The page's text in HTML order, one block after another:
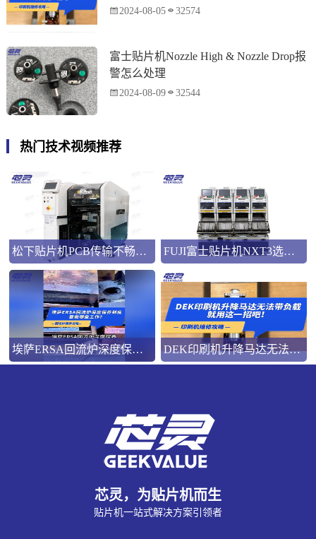
2024-08-05 32574
富士贴片机Nozzle High & Nozzle Drop报
警怎么处理
2024-08-09 32544
热门技术视频推荐
松下贴片机PCB传输不畅的原因与处理方法 FUJI富士贴片机NXT3选M3 III还是M6三代机？看完这篇告别纠结！
埃萨ERSA回流炉深度保养，到底要做哪些工作？ DEK印刷机升降马达无法带负载就用这一招吧！
芯灵，为贴片机而生
贴片机一站式解决方案引领者